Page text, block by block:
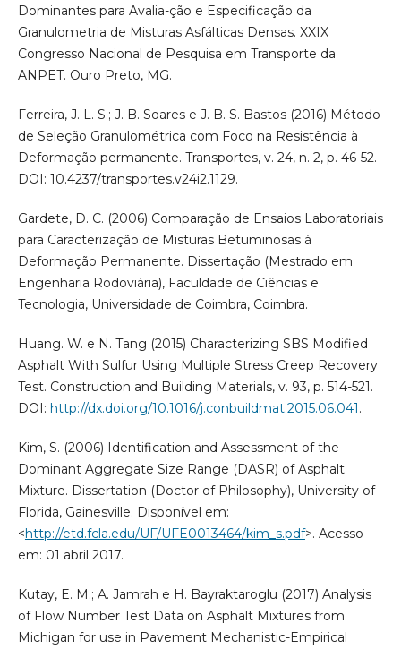
Dominantes para Avalia-ção e Especificação da
Granulometria de Misturas Asfálticas Densas. XXIX
Congresso Nacional de Pesquisa em Transporte da
ANPET. Ouro Preto, MG.
Ferreira, J. L. S.; J. B. Soares e J. B. S. Bastos (2016) Método
de Seleção Granulométrica com Foco na Resistência à
Deformação permanente. Transportes, v. 24, n. 2, p. 46-52.
DOI: 10.4237/transportes.v24i2.1129.
Gardete, D. C. (2006) Comparação de Ensaios Laboratoriais
para Caracterização de Misturas Betuminosas à
Deformação Permanente. Dissertação (Mestrado em
Engenharia Rodoviária), Faculdade de Ciências e
Tecnologia, Universidade de Coimbra, Coimbra.
Huang. W. e N. Tang (2015) Characterizing SBS Modified
Asphalt With Sulfur Using Multiple Stress Creep Recovery
Test. Construction and Building Materials, v. 93, p. 514-521.
DOI: http://dx.doi.org/10.1016/j.conbuildmat.2015.06.041.
Kim, S. (2006) Identification and Assessment of the
Dominant Aggregate Size Range (DASR) of Asphalt
Mixture. Dissertation (Doctor of Philosophy), University of
Florida, Gainesville. Disponível em:
<http://etd.fcla.edu/UF/UFE0013464/kim_s.pdf>. Acesso
em: 01 abril 2017.
Kutay, E. M.; A. Jamrah e H. Bayraktaroglu (2017) Analysis
of Flow Number Test Data on Asphalt Mixtures from
Michigan for use in Pavement Mechanistic-Empirical